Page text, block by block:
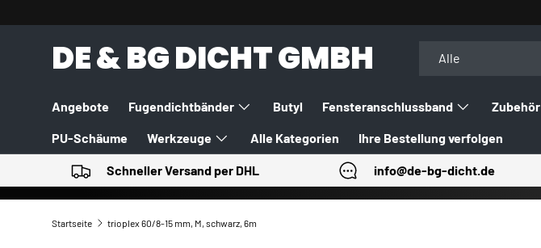
DIREKT ZUM INHALT
DE & BG DICHT GMBH Alle
Angebote Fugendichtbänder Butyl Fensteranschlussband Zubehör
PU-Schäume Werkzeuge Alle Kategorien Ihre Bestellung verfolgen
Schneller Versand per DHL info@de-bg-dicht.de
Startseite trioplex 60/8-15 mm, M, schwarz, 6m